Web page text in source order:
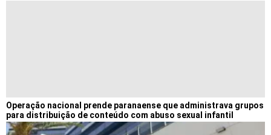
Operação nacional prende paranaense que administrava grupos
para distribuição de conteúdo com abuso sexual infantil